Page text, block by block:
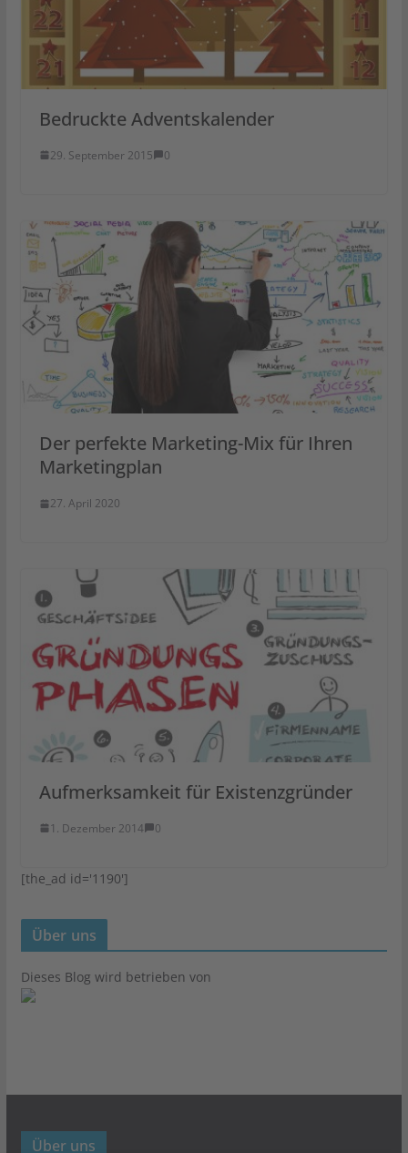
Bedruckte Adventskalender
29. September 2015 0
Der perfekte Marketing-Mix für Ihren
Marketingplan
27. April 2020
Aufmerksamkeit für Existenzgründer
1. Dezember 2014 0
[the_ad id='1190']
Über uns
Dieses Blog wird betrieben von
Über uns